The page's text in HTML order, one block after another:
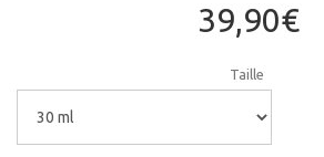
39,90€
Taille